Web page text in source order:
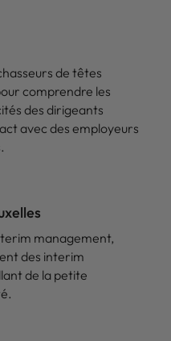
de têtes
comprendre les
des dirigeants
avec des employeurs
management,
des interim
de la petite